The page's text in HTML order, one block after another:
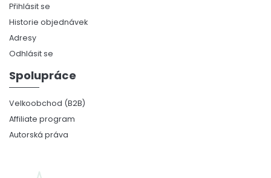
Přihlásit se
Historie objednávek
Adresy
Odhlásit se
Spolupráce
Velkoobchod (B2B)
Affiliate program
Autorská práva